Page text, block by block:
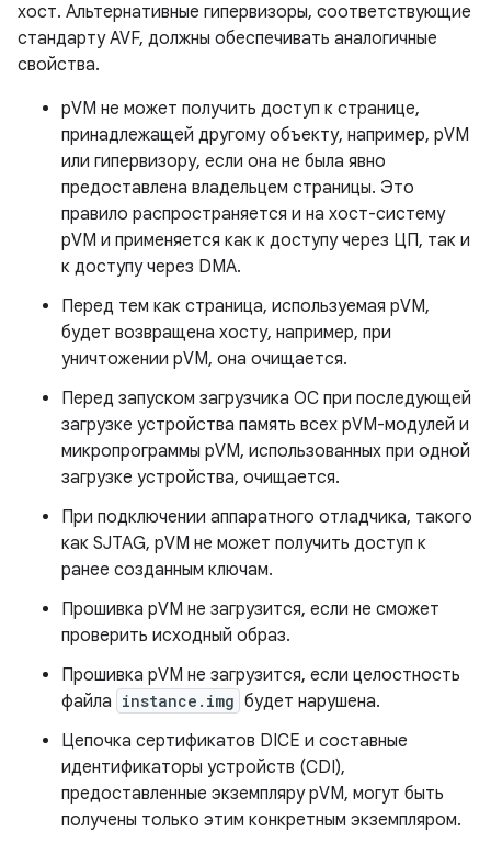
хост. Альтернативные гипервизоры, соответствующие
стандарту AVF, должны обеспечивать аналогичные
свойства.
pVM не может получить доступ к странице,
принадлежащей другому объекту, например, pVM
или гипервизору, если она не была явно
предоставлена ​​владельцем страницы. Это
правило распространяется и на хост-систему
pVM и применяется как к доступу через ЦП, так и
к доступу через DMA.
Перед тем как страница, используемая pVM,
будет возвращена хосту, например, при
уничтожении pVM, она очищается.
Перед запуском загрузчика ОС при последующей
загрузке устройства память всех pVM-модулей и
микропрограммы pVM, использованных при одной
загрузке устройства, очищается.
При подключении аппаратного отладчика, такого
как SJTAG, pVM не может получить доступ к
ранее созданным ключам.
Прошивка pVM не загрузится, если не сможет
проверить исходный образ.
Прошивка pVM не загрузится, если целостность
файла instance.img будет нарушена.
Цепочка сертификатов DICE и составные
идентификаторы устройств (CDI),
предоставленные экземпляру pVM, могут быть
получены только этим конкретным экземпляром.